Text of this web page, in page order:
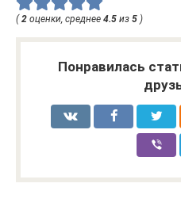
( 2 оценки, среднее 4.5 из 5 )
Понравилась